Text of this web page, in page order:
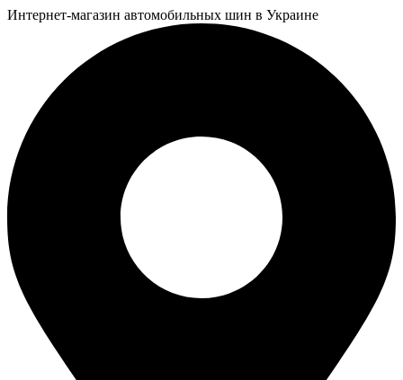
Интернет-магазин автомобильных шин в Украине